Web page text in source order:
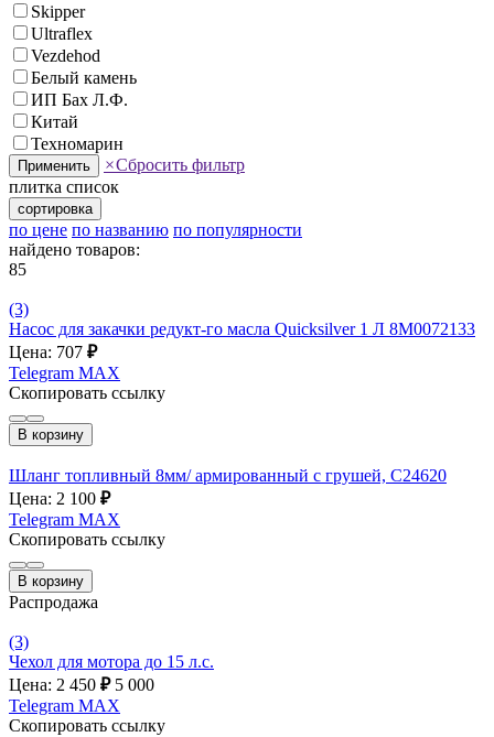
Skipper
Ultraflex
Vezdehod
Белый камень
ИП Бах Л.Ф.
Китай
Техномарин
Применить ×Сбросить фильтр
плитка список
сортировка
по цене по названию по популярности
найдено товаров:
85
(3)
Насос для закачки редукт-го масла Quicksilver 1 Л 8M0072133
Цена: 707 ₽
Telegram MAX
Скопировать ссылку
В корзину
Шланг топливный 8мм/ армированный с грушей, С24620
Цена: 2 100 ₽
Telegram MAX
Скопировать ссылку
В корзину
Распродажа
(3)
Чехол для мотора до 15 л.с.
Цена: 2 450 ₽ 5 000
Telegram MAX
Скопировать ссылку